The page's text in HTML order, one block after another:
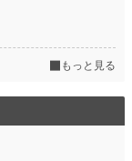
もっと見る